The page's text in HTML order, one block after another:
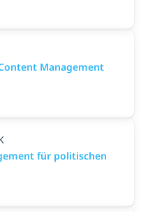
Management
für politischen